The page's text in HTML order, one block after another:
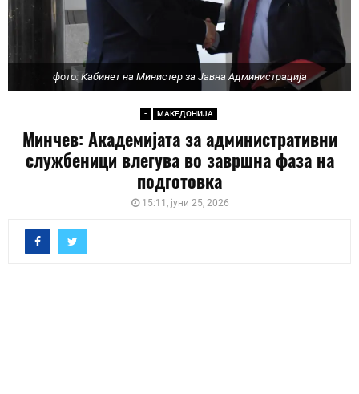
фото: Кабинет на Министер за Јавна Администрација
- МАКЕДОНИЈА
Минчев: Академијата за административни
службеници влегува во завршна фаза на
подготовка
15:11, јуни 25, 2026